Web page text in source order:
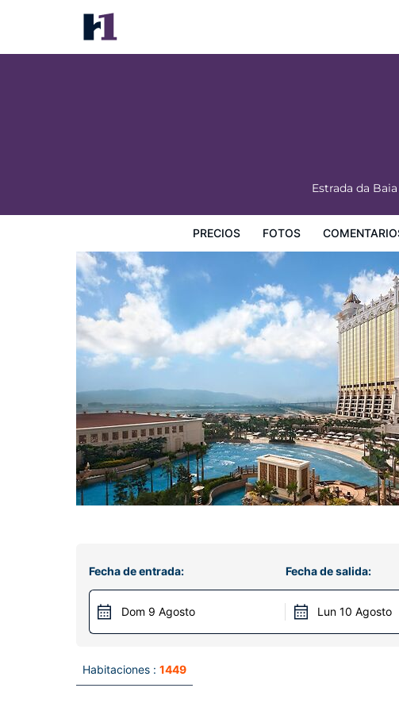
Estrada da
PRECIOS FOTOS
Galaxy Hotel
Precios
Fecha de entrada:
Dom 9 Agosto
Fecha de salida:
Lun 10 Agosto
Habitaciones : 1449